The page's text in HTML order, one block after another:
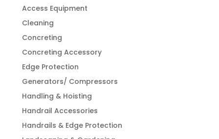
Access Equipment
Cleaning
Concreting
Concreting Accessory
Edge Protection
Generators/ Compressors
Handling & Hoisting
Handrail Accessories
Handrails & Edge Protection